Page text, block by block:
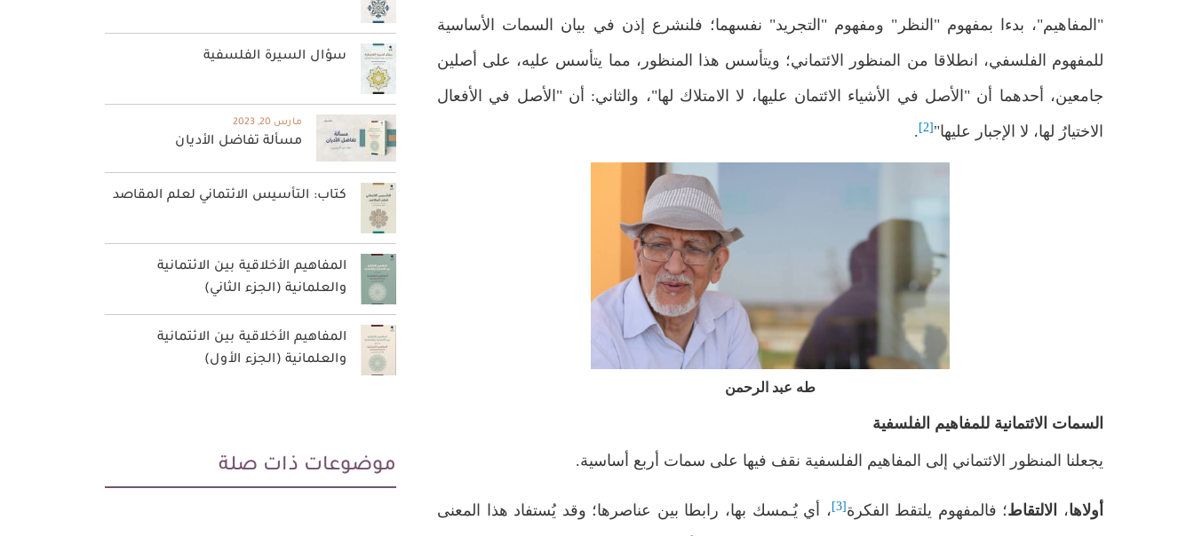
"المفاهيم"، بدءا بمفهوم "النظر" ومفهوم "التجريد" نفسهما؛ فلنشرع إذن في بيان السمات الأساسية
للمفهوم الفلسفي، انطلاقا من المنظور الائتماني؛ ويتأسس هذا المنظور، مما يتأسس عليه، على أصلين
جامعين، أحدهما أن "الأصل في الأشياء الائتمان عليها، لا الامتلاك لها"، والثاني: أن "الأصل في الأفعال
الاختيارُ لها، لا الإجبار عليها"[2]
.
طه عبد الرحمن
السمات الائتمانية للمفاهيم الفلسفية
يجعلنا المنظور الائتماني إلى المفاهيم الفلسفية نقف فيها على سمات أربع أساسية.
أولاها، الالتقاط؛ فالمفهوم يلتقط الفكرة[3]
، أي يُـمسك بها، رابطا بين عناصرها؛ وقد يُستفاد هذا المعنى
سؤال السيرة الفلسفية
مارس 20, 2023
مسألة تفاضل الأديان
كتاب: التأسيس الائتماني لعلم المقاصد
المفاهيم الأخلاقية بين الائتمانية
والعلمانية (الجزء الثاني)
المفاهيم الأخلاقية بين الائتمانية
والعلمانية (الجزء الأول)
موضوعات ذات صلة